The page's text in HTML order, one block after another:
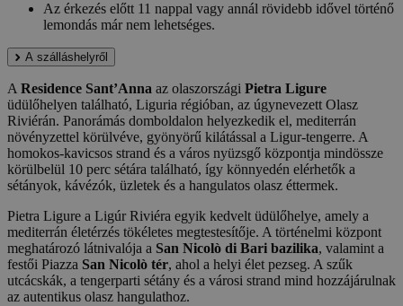
Az érkezés előtt 11 nappal vagy annál rövidebb idővel történő
lemondás már nem lehetséges.
A szálláshelyről
A Residence Sant’Anna az olaszországi Pietra Ligure
üdülőhelyen található, Liguria régióban, az úgynevezett Olasz
Riviérán. Panorámás domboldalon helyezkedik el, mediterrán
növényzettel körülvéve, gyönyörű kilátással a Ligur-tengerre. A
homokos-kavicsos strand és a város nyüzsgő központja mindössze
körülbelül 10 perc sétára található, így könnyedén elérhetők a
sétányok, kávézók, üzletek és a hangulatos olasz éttermek.
Pietra Ligure a Ligúr Riviéra egyik kedvelt üdülőhelye, amely a
mediterrán életérzés tökéletes megtestesítője. A történelmi központ
meghatározó látnivalója a San Nicolò di Bari bazilika, valamint a
festői Piazza San Nicolò tér, ahol a helyi élet pezseg. A szűk
utcácskák, a tengerparti sétány és a városi strand mind hozzájárulnak
az autentikus olasz hangulathoz.